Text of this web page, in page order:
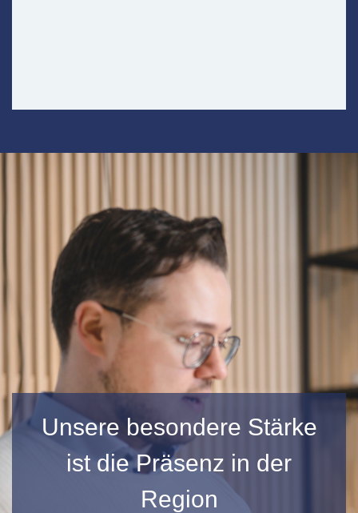
Unsere besondere Stärke
ist die Präsenz in der
Region